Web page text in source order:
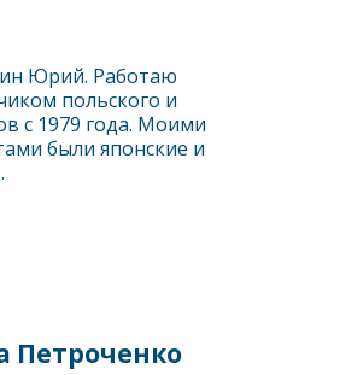
Юрий. Работаю
польского и
с 1979 года. Моими
были японские и
Петроченко